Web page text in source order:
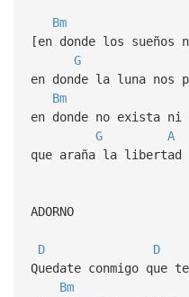
Bm
[en donde los sueños
G
en donde la luna nos
Bm
en donde no exista
G
A
que araña la libertad
ADORNO
D D
Quedate conmigo que
Bm